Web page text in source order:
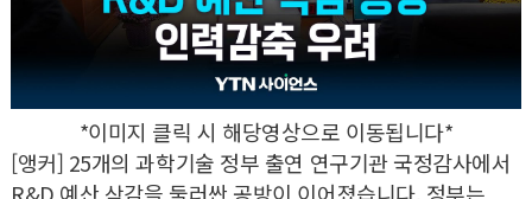
*이미지 클릭 시 해당영상으로 이동됩니다*
[앵커] 25개의 과학기술 정부 출연 연구기관 국정감사에서
R&D 예산 삭감을 둘러싼 공방이 이어졌습니다. 정부는